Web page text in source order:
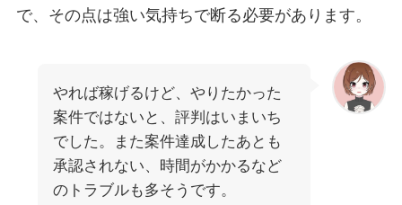
で、その点は強い気持ちで断る必要があります。
やれば稼げるけど、やりたかった
案件ではないと、評判はいまいち
でした。また案件達成したあとも
承認されない、時間がかかるなど
のトラブルも多そうです。